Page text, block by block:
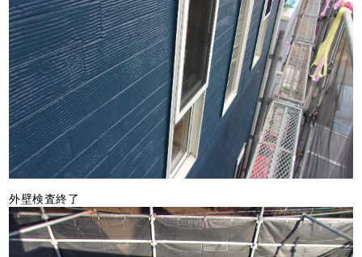
外壁検査終了